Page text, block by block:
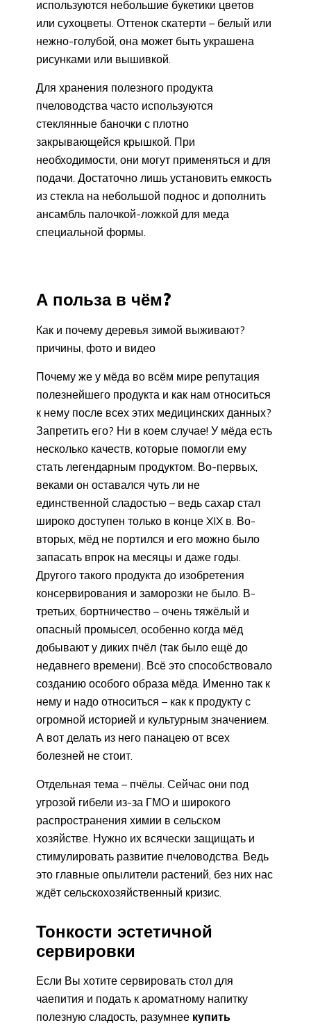
используются небольшие букетики цветов
или сухоцветы. Оттенок скатерти – белый или
нежно-голубой, она может быть украшена
рисунками или вышивкой.
Для хранения полезного продукта
пчеловодства часто используются
стеклянные баночки с плотно
закрывающейся крышкой. При
необходимости, они могут применяться и для
подачи. Достаточно лишь установить емкость
из стекла на небольшой поднос и дополнить
ансамбль палочкой-ложкой для меда
специальной формы.
А польза в чём?
Как и почему деревья зимой выживают?
причины, фото и видео
Почему же у мёда во всём мире репутация
полезнейшего продукта и как нам относиться
к нему после всех этих медицинских данных?
Запретить его? Ни в коем случае! У мёда есть
несколько качеств, которые помогли ему
стать легендарным продуктом. Во-первых,
веками он оставался чуть ли не
единственной сладостью – ведь сахар стал
широко доступен только в конце XIX в. Во-
вторых, мёд не портился и его можно было
запасать впрок на месяцы и даже годы.
Другого такого продукта до изобретения
консервирования и заморозки не было. В-
третьих, бортничест­во – очень тяжёлый и
опасный промысел, особенно когда мёд
добывают у диких пчёл (так было ещё до
недавнего времени). Всё это способствовало
созданию особого образа мёда. Именно так к
нему и надо относиться – как к продукту с
огромной историей и культурным значением.
А вот делать из него панацею от всех
болезней не стоит.
Отдельная тема – пчёлы. Сейчас они под
угрозой гибели из-за ГМО и широкого
распространения химии в сельском
хозяйстве. Нужно их всячески защищать и
стимулировать развитие пчеловодства. Ведь
это главные опылители растений, без них нас
ждёт сельскохозяйственный кризис.
Тонкости эстетичной
сервировки
Если Вы хотите сервировать стол для
чаепития и подать к ароматному напитку
полезную сладость, разумнее купить